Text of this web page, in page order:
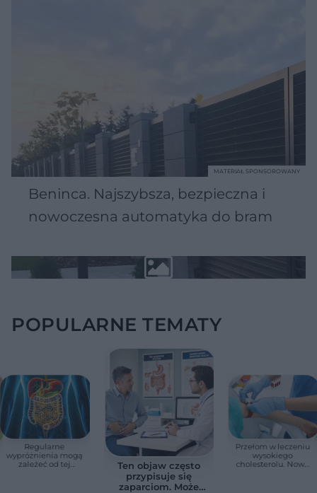
Beninca. Najszybsza, bezpieczna i
nowoczesna automatyka do bram
MATERIAŁ SPONSOROWANY
POPULARNE TEMATY
Regularne
wypróżnienia mogą
zależeć od tej
Ten objaw często
przypisuje się
zaparciom. Może
Przełom w leczeniu
wysokiego
cholesterolu. Nowa